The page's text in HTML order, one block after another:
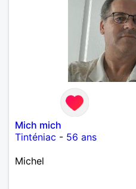
Mich mich
Tinténiac - 56 ans
Michel